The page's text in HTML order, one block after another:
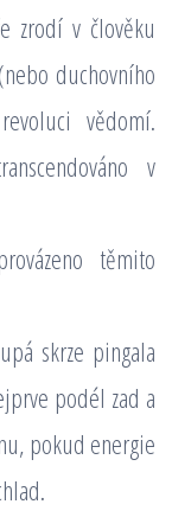
zrodí v člověku
duchovního
vědomí.
v
těmito
skrze pingala
podél zad a
pokud energie